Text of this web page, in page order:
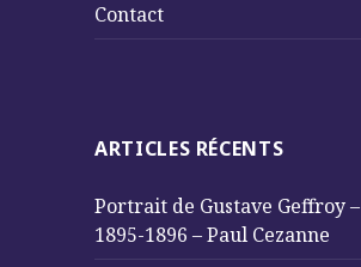
Contact
ARTICLES RÉCENTS
Portrait de Gustave Geffroy –
1895-1896 – Paul Cezanne